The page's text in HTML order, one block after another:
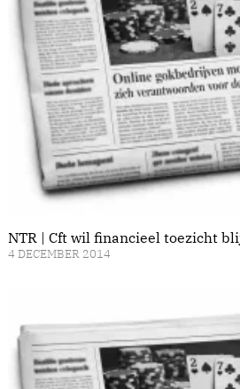
NTR | Cft wil financieel toezicht
4 DECEMBER 2014